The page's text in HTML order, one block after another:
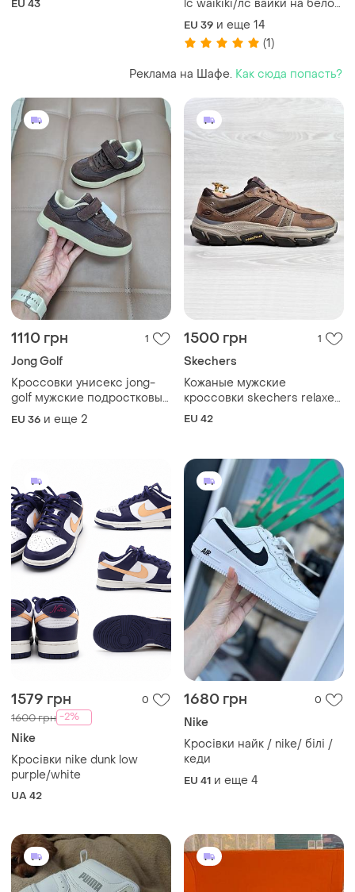
EU 43
lc waikiki/лс вайки на белой
подошве. фирменная
туреченица.
EU 39 и еще 14
(1)
Реклама на Шафе. Как сюда попасть?
1110 грн 1
Jong Golf
Кроссовки унисекс jong-
golf мужские подростковые
весна осень школьные
EU 36 и еще 2
1500 грн 1
Skechers
Кожаные мужские
кроссовки skechers relaxed
fit оригинал, размер 42
EU 42
1579 грн 0
1600 грн -2%
Nike
Кросівки nike dunk low
purple/white
UA 42
1680 грн 0
Nike
Кросівки найк / nike/ білі /
кеди
EU 41 и еще 4